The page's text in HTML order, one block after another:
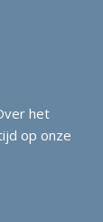
het
op onze